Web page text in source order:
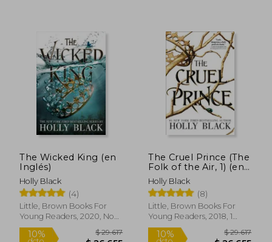
Rápido
The Wicked King (en
Inglés)
Holly Black
(4)
Little, Brown Books For
Young Readers, 2020, No
Edición, Tapa Blanda,
Nuevo
The Cruel Prince (The
Folk of the Air, 1) (en
Inglés)
Holly Black
(8)
Little, Brown Books For
Young Readers, 2018, 1
Edición, Tapa Blanda,
Nuevo